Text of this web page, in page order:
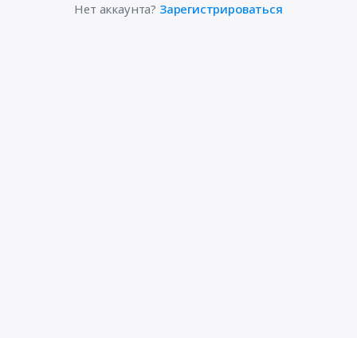
Нет аккаунта? Зарегистрироваться